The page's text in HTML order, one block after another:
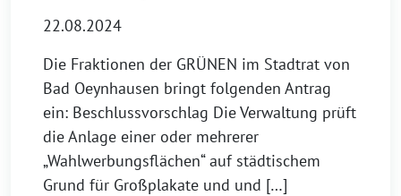
22.08.2024
Die Fraktionen der GRÜNEN im Stadtrat von
Bad Oeynhausen bringt folgenden Antrag
ein: Beschlussvorschlag Die Verwaltung prüft
die Anlage einer oder mehrerer
„Wahlwerbungsflächen“ auf städtischem
Grund für Großplakate und und […]